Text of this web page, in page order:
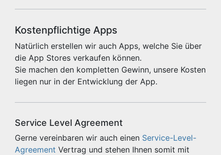
Kostenpflichtige Apps
Natürlich erstellen wir auch Apps, welche Sie über
die App Stores verkaufen können.
Sie machen den kompletten Gewinn, unsere Kosten
liegen nur in der Entwicklung der App.
Service Level Agreement
Gerne vereinbaren wir auch einen Service-Level-
Agreement Vertrag und stehen Ihnen somit mit